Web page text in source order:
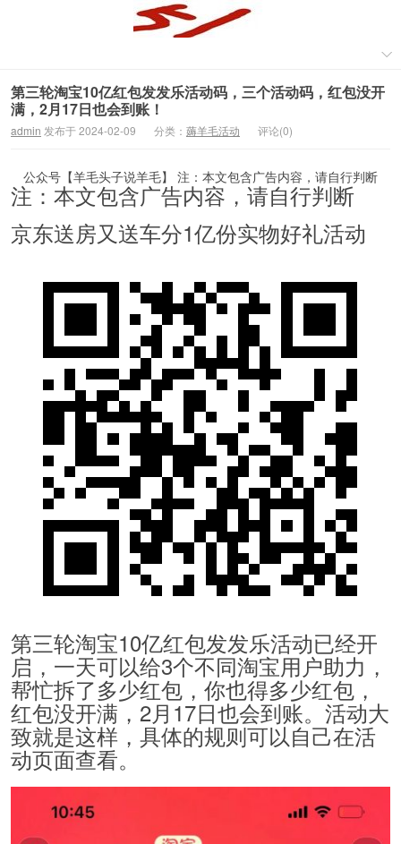
第三轮淘宝10亿红包发发乐活动码，三个活动码，红包没开
满，2月17日也会到账！
admin 发布于 2024-02-09 分类： 薅羊毛活动 评论(0)
公众号【羊毛头子说羊毛】 注：本文包含广告内容，请自行判断
注：本文包含广告内容，请自行判断
京东送房又送车分1亿份实物好礼活动
第三轮淘宝10亿红包发发乐活动已经开
启，一天可以给3个不同淘宝用户助力，
帮忙拆了多少红包，你也得多少红包，
红包没开满，2月17日也会到账。活动大
致就是这样，具体的规则可以自己在活
动页面查看。